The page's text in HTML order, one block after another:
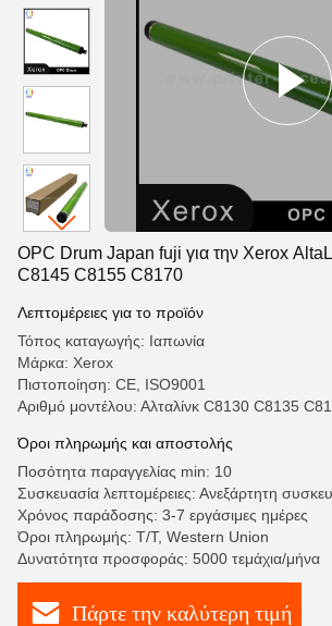
OPC Drum Japan fuji για την Xerox
C8145 C8155 C8170
Λεπτομέρειες για το προϊόν
Τόπος καταγωγής: Ιαπωνία
Μάρκα: Xerox
Πιστοποίηση: CE, ISO9001
Αριθμό μοντέλου: Αλταλίνκ C8130 C8135
Όροι πληρωμής και αποστολής
Ποσότητα παραγγελίας min: 10
Συσκευασία λεπτομέρειες: Ανεξάρτητη
Χρόνος παράδοσης: 3-7 εργάσιμες ημέρες
Όροι πληρωμής: T/T, Western Union
Δυνατότητα προσφοράς: 5000 τεμάχια/μήνα
Πάρτε την καλύτερη τιμή